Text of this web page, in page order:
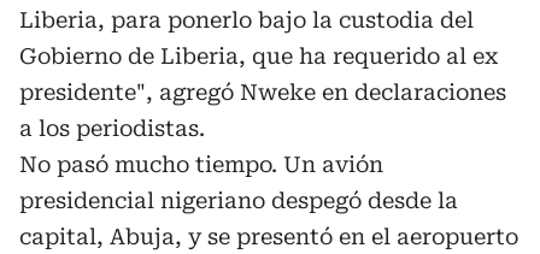
Liberia, para ponerlo bajo la custodia del
Gobierno de Liberia, que ha requerido al ex
presidente", agregó Nweke en declaraciones
a los periodistas.
No pasó mucho tiempo. Un avión
presidencial nigeriano despegó desde la
capital, Abuja, y se presentó en el aeropuerto